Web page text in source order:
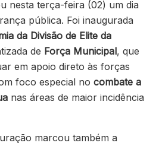
nesta terça-feira (02) um dia
pública. Foi inaugurada
da Divisão de Elite da
de Força Municipal, que
em apoio direto às forças
foco especial no combate a
nas áreas de maior incidência
marcou também a